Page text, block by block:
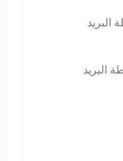
البريد
البريد